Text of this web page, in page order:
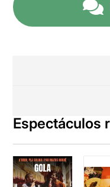
Espectáculos